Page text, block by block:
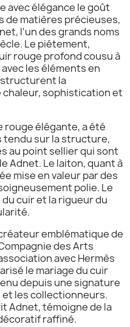
avec élégance le goût
de matières précieuses,
l'un des grands noms
Le piétement,
rouge profond cousu à
les éléments en
la
chaleur, sophistication et
rouge élégante, a été
tendu sur la structure,
au point sellier qui sont
Adnet. Le laiton, quant à
mise en valeur par des
polie. Le
cuir et la rigueur du
emblématique de
des Arts
avec Hermès
le mariage du cuir
depuis une signature
les collectionneurs.
Adnet, témoigne de la
raffiné.